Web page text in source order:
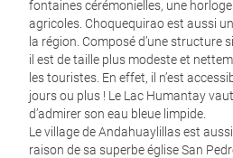
fontaines cérémonielles, une
agricoles. Choquequirao est aussi
la région. Composé d’une structure
il est de taille plus modeste et
les touristes. En effet, il n’est
jours ou plus ! Le Lac Humantay
d’admirer son eau bleue limpide.
Le village de Andahuaylillas est
raison de sa superbe église San